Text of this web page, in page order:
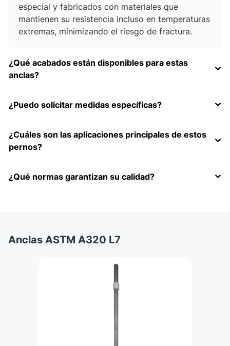
especial y fabricados con materiales que
mantienen su resistencia incluso en temperaturas
extremas, minimizando el riesgo de fractura.
¿Qué acabados están disponibles para estas
anclas?
¿Puedo solicitar medidas específicas?
¿Cuáles son las aplicaciones principales de estos
pernos?
¿Qué normas garantizan su calidad?
Anclas ASTM A320 L7